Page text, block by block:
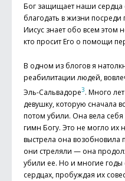
Бог защищает наши сердца
благодать в жизни
Иисус знает обо всем этом
кто просит Его о помощи
В одном из блогов я
реабилитации людей,
Эль-Сальвадоре3. Много
девушку, которую сначала
потом убили. Она вела
гимн Богу. Это не могло их
выстрела она возобновила
они стреляли — она
убили ее. Но и многие годы
сердцах, пробуждая их